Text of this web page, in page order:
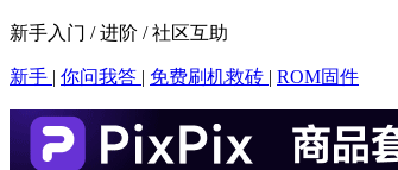
新手入门 / 进阶 / 社区互助
新手 | 你问我答 | 免费刷机救砖 | ROM固件